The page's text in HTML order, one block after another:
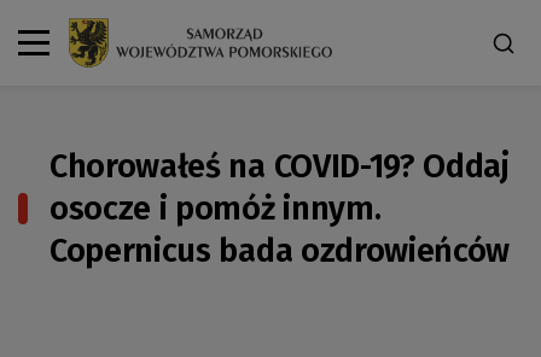
Chorowałeś na COVID-19? Oddaj
osocze i pomóż innym.
Copernicus bada ozdrowieńców